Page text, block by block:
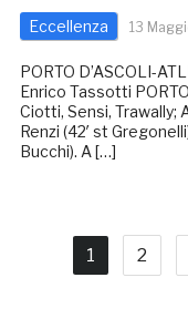
Eccellenza 13
PORTO D’ASCOLI-
Enrico Tassotti
Ciotti, Sensi, Trawally;
Renzi (42′ st
Bucchi). A […]
1 2